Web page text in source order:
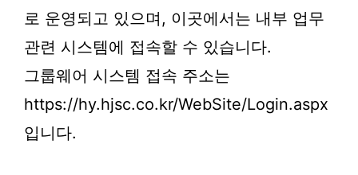
로 운영되고 있으며, 이곳에서는 내부 업무
관련 시스템에 접속할 수 있습니다.
그룹웨어 시스템 접속 주소는
https://hy.hjsc.co.kr/WebSite/Login.aspx
입니다.